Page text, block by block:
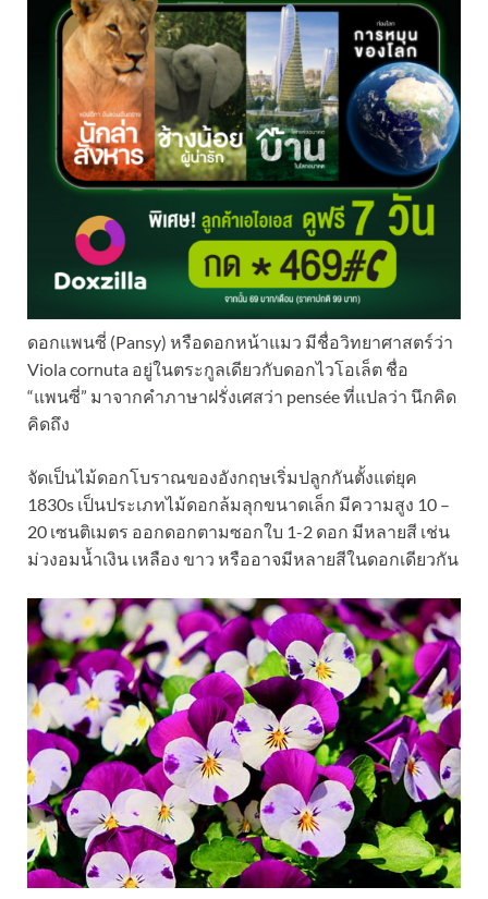
ดอกแพนซี่ (Pansy) หรือดอกหน้าแมว มีชื่อวิทยาศาสตร์ว่า
Viola cornuta อยู่ในตระกูลเดียวกับดอกไวโอเล็ต ชื่อ
“แพนซี่” มาจากคำภาษาฝรั่งเศสว่า pensée ที่แปลว่า นึกคิด
คิดถึง
จัดเป็นไม้ดอกโบราณของอังกฤษเริ่มปลูกกันตั้งแต่ยุค
1830s เป็นประเภทไม้ดอกล้มลุกขนาดเล็ก มีความสูง 10 –
20 เซนติเมตร ออกดอกตามซอกใบ 1-2 ดอก มีหลายสี เช่น
ม่วงอมน้ำเงิน เหลือง ขาว หรืออาจมีหลายสีในดอกเดียวกัน